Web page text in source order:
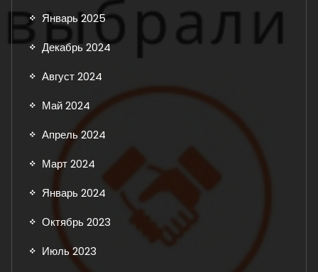
Январь 2025
Декабрь 2024
Август 2024
Май 2024
Апрель 2024
Март 2024
Январь 2024
Октябрь 2023
Июль 2023